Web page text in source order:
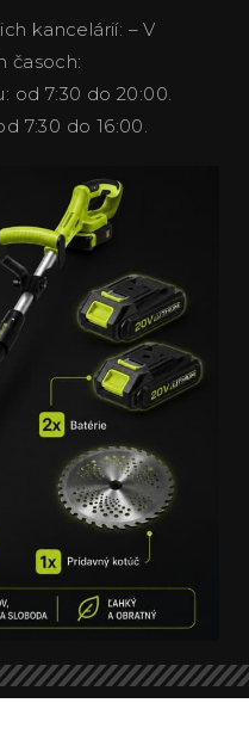
kancelárií: – V
časoch:
od 7:30 do 20:00.
7:30 do 16:00.